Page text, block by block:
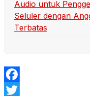
Audio untuk
Seluler dengan
Terbatas
Facebook